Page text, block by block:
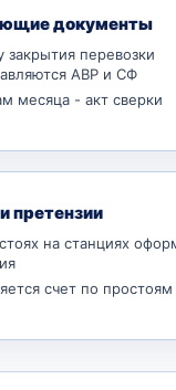
документы
закрытия перевозки
АВР и СФ
месяца - акт сверки
претензии
на станциях
счет по простоям